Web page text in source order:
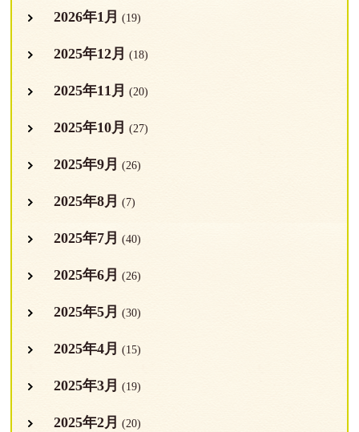
2026年1月 (19)
2025年12月 (18)
2025年11月 (20)
2025年10月 (27)
2025年9月 (26)
2025年8月 (7)
2025年7月 (40)
2025年6月 (26)
2025年5月 (30)
2025年4月 (15)
2025年3月 (19)
2025年2月 (20)